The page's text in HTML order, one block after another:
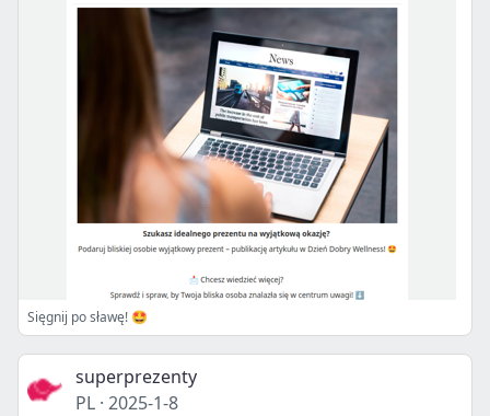
Sięgnij po sławę! 🤩
superprezenty
PL · 2025-1-8